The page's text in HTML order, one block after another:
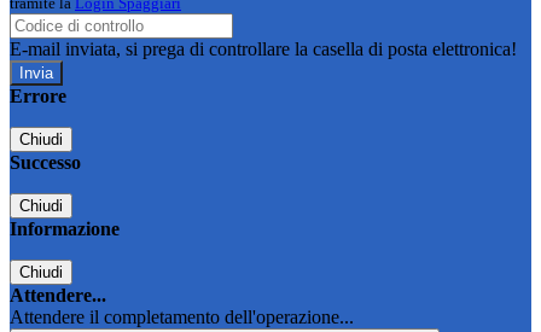
E-mail inviata, si prega di controllare la casella di posta elettronica!
Errore
Chiudi
Successo
Chiudi
Informazione
Chiudi
Attendere...
Attendere il completamento dell'operazione...